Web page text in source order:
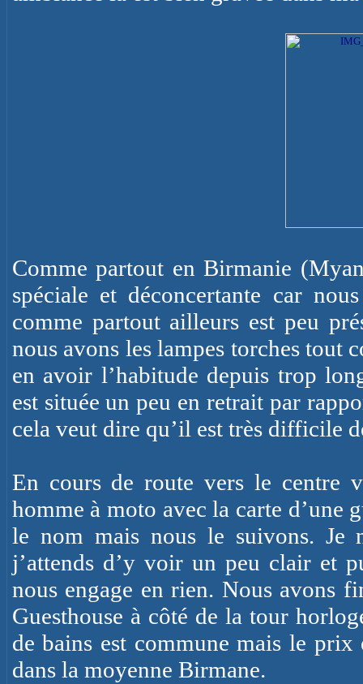
Comme partout en Birmanie
spéciale et déconcertante car
comme partout ailleurs est peu
nous avons les lampes torches tout
en avoir l’habitude depuis trop
est située un peu en retrait par
cela veut dire qu’il est très difficile
En cours de route vers le centre
homme à moto avec la carte d’une
le nom mais nous le suivons. Je
j’attends d’y voir un peu clair et
nous engage en rien. Nous avons
Guesthouse à côté de la tour
de bains est commune mais le
dans la moyenne Birmane.